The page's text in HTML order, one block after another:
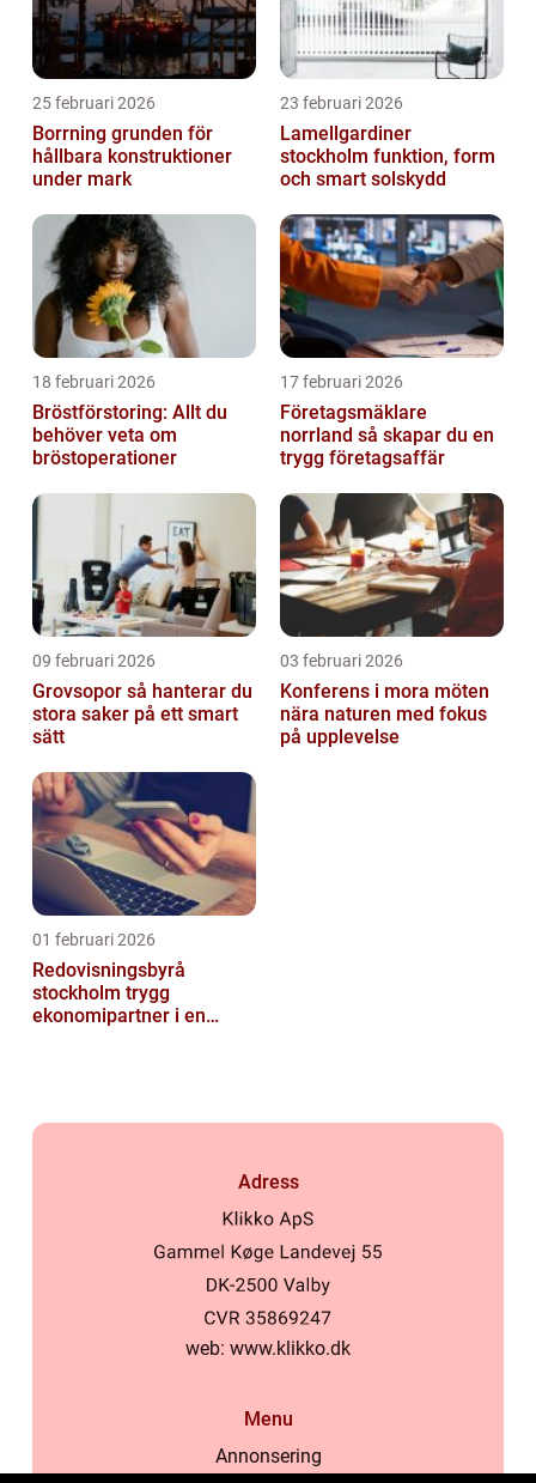
25 februari 2026
Borrning grunden för
hållbara konstruktioner
under mark
23 februari 2026
Lamellgardiner
stockholm funktion, form
och smart solskydd
18 februari 2026
Bröstförstoring: Allt du
behöver veta om
bröstoperationer
17 februari 2026
Företagsmäklare
norrland så skapar du en
trygg företagsaffär
09 februari 2026
Grovsopor så hanterar du
stora saker på ett smart
sätt
03 februari 2026
Konferens i mora möten
nära naturen med fokus
på upplevelse
01 februari 2026
Redovisningsbyrå
stockholm trygg
ekonomipartner i en
Adress
web: www.klikko.dk
Menu
Annonsering